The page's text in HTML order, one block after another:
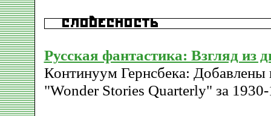
Русская фантастика: Взгляд из
Континуум Гернсбека: Добавлены
"Wonder Stories Quarterly" за